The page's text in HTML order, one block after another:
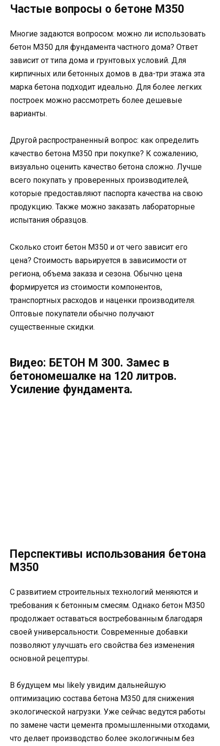
Частые вопросы о бетоне М350
Многие задаются вопросом: можно ли использовать
бетон М350 для фундамента частного дома? Ответ
зависит от типа дома и грунтовых условий. Для
кирпичных или бетонных домов в два-три этажа эта
марка бетона подходит идеально. Для более легких
построек можно рассмотреть более дешевые
варианты.
Другой распространенный вопрос: как определить
качество бетона М350 при покупке? К сожалению,
визуально оценить качество бетона сложно. Лучше
всего покупать у проверенных производителей,
которые предоставляют паспорта качества на свою
продукцию. Также можно заказать лабораторные
испытания образцов.
Сколько стоит бетон М350 и от чего зависит его
цена? Стоимость варьируется в зависимости от
региона, объема заказа и сезона. Обычно цена
формируется из стоимости компонентов,
транспортных расходов и наценки производителя.
Оптовые покупатели обычно получают
существенные скидки.
Видео: БЕТОН М 300. Замес в
бетономешалке на 120 литров.
Усиление фундамента.
Перспективы использования бетона
М350
С развитием строительных технологий меняются и
требования к бетонным смесям. Однако бетон М350
продолжает оставаться востребованным благодаря
своей универсальности. Современные добавки
позволяют улучшать его свойства без изменения
основной рецептуры.
В будущем мы likely увидим дальнейшую
оптимизацию состава бетона М350 для снижения
экологической нагрузки. Уже сейчас ведутся работы
по замене части цемента промышленными отходами,
что делает производство более экологичным без